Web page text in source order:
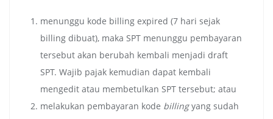
menunggu kode billing expired (7 hari sejak
billing dibuat), maka SPT menunggu pembayaran
tersebut akan berubah kembali menjadi draft
SPT. Wajib pajak kemudian dapat kembali
mengedit atau membetulkan SPT tersebut; atau
melakukan pembayaran kode billingyang sudah